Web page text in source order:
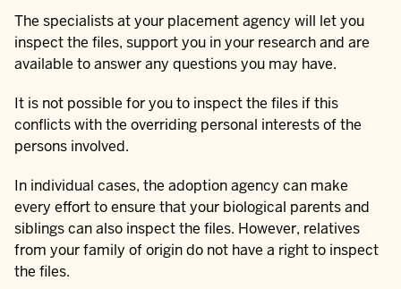
The specialists at your placement agency will let you
inspect the files, support you in your research and are
available to answer any questions you may have.
It is not possible for you to inspect the files if this
conflicts with the overriding personal interests of the
persons involved.
In individual cases, the adoption agency can make
every effort to ensure that your biological parents and
siblings can also inspect the files. However, relatives
from your family of origin do not have a right to inspect
the files.